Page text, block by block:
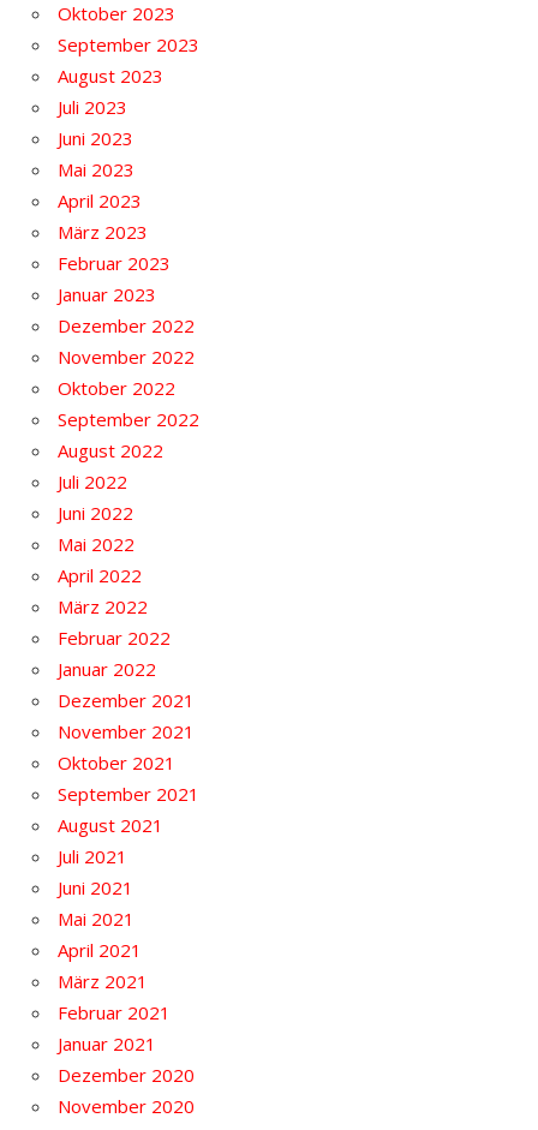
Oktober 2023
September 2023
August 2023
Juli 2023
Juni 2023
Mai 2023
April 2023
März 2023
Februar 2023
Januar 2023
Dezember 2022
November 2022
Oktober 2022
September 2022
August 2022
Juli 2022
Juni 2022
Mai 2022
April 2022
März 2022
Februar 2022
Januar 2022
Dezember 2021
November 2021
Oktober 2021
September 2021
August 2021
Juli 2021
Juni 2021
Mai 2021
April 2021
März 2021
Februar 2021
Januar 2021
Dezember 2020
November 2020